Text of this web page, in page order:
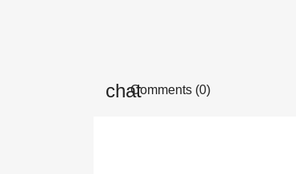
Comments (0)